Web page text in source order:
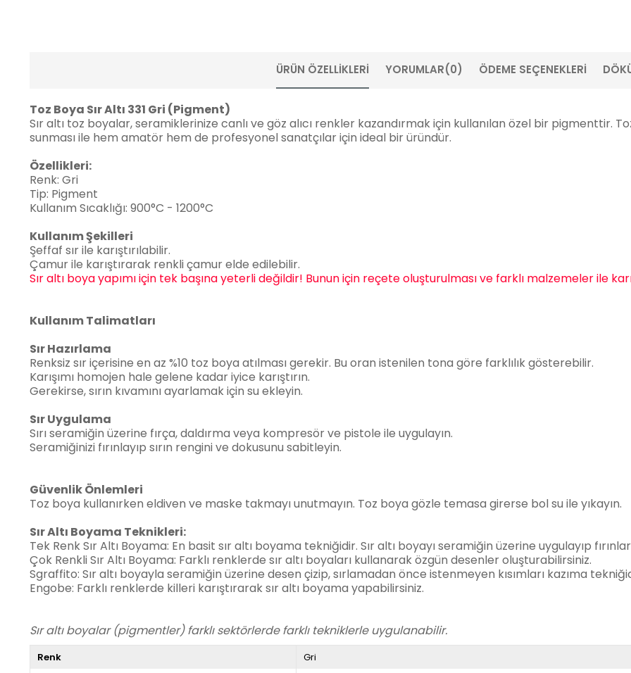
ÜRÜN ÖZELLIKLERI YORUMLAR(0) ÖDEME SEÇENEKLERI
Toz Boya Sır Altı 331 Gri (Pigment)
Sır altı toz boyalar, seramiklerinize canlı ve göz alıcı renkler kazandırmak için kullanılan özel bir pigmenttir.
sunması ile hem amatör hem de profesyonel sanatçılar için ideal bir üründür.
Özellikleri:
Renk: Gri
Tip: Pigment
Kullanım Sıcaklığı: 900°C - 1200°C
Kullanım Şekilleri
Şeffaf sır ile karıştırılabilir.
Çamur ile karıştırarak renkli çamur elde edilebilir.
Sır altı boya yapımı için tek başına yeterli değildir! Bunun için reçete oluşturulması ve farklı malzemeler ile
Kullanım Talimatları
Sır Hazırlama
Renksiz sır içerisine en az %10 toz boya atılması gerekir. Bu oran istenilen tona göre farklılık gösterebilir.
Karışımı homojen hale gelene kadar iyice karıştırın.
Gerekirse, sırın kıvamını ayarlamak için su ekleyin.
Sır Uygulama
Sırı seramiğin üzerine fırça, daldırma veya kompresör ve pistole ile uygulayın.
Seramiğinizi fırınlayıp sırın rengini ve dokusunu sabitleyin.
Güvenlik Önlemleri
Toz boya kullanırken eldiven ve maske takmayı unutmayın. Toz boya gözle temasa girerse bol su ile yıkayın.
Sır Altı Boyama Teknikleri:
Tek Renk Sır Altı Boyama: En basit sır altı boyama tekniğidir. Sır altı boyayı seramiğin üzerine uygulayıp
Çok Renkli Sır Altı Boyama: Farklı renklerde sır altı boyaları kullanarak özgün desenler oluşturabilirsiniz.
Sgraffito: Sır altı boyayla seramiğin üzerine desen çizip, sırlamadan önce istenmeyen kısımları kazıma
Engobe: Farklı renklerde killeri karıştırarak sır altı boyama yapabilirsiniz.
Sır altı boyalar (pigmentler) farklı sektörlerde farklı tekniklerle uygulanabilir.
Renk
Gri